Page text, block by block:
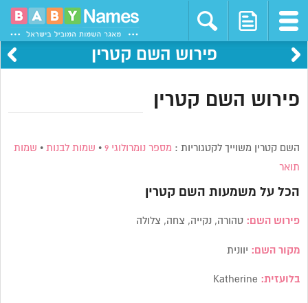
פירוש השם קטרין
פירוש השם קטרין
השם קטרין משוייך לקטגוריות : מספר נומרולוגי 9 • שמות לבנות • שמות
תואר
הכל על משמעות השםקטרין
פירוש השם: טהורה, נקייה, צחה, צלולה
מקור השם: יוונית
בלועזית: